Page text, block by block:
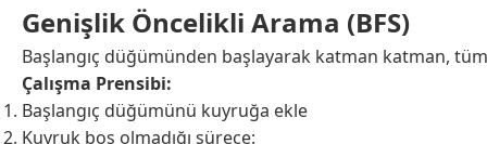
Genişlik Öncelikli Arama (BFS)
Başlangıç düğümünden başlayarak katman katman,
Çalışma Prensibi:
Başlangıç düğümünü kuyruğa ekle
Kuyruk boş olmadığı sürece: